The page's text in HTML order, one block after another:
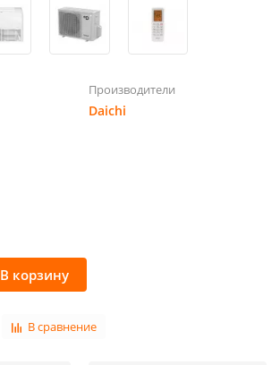
Производители
Daichi
В корзину
В сравнение